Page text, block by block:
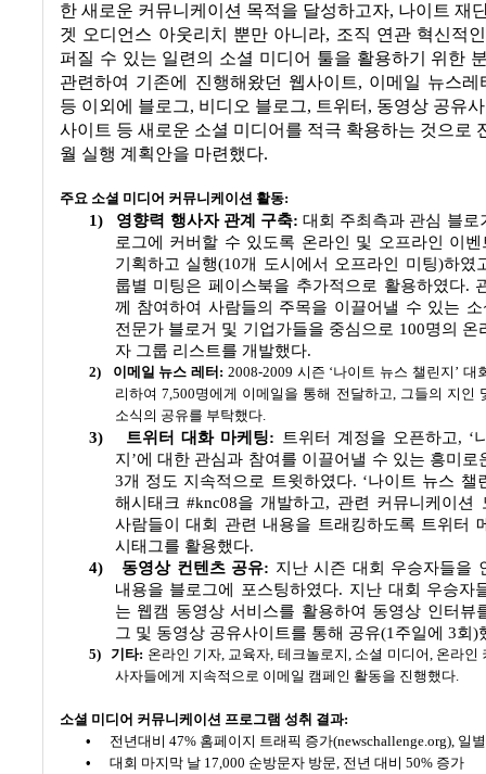
한 새로운 커뮤니케이션 목적을 달성하고자, 나이트 재
겟 오디언스 아웃리치 뿐만 아니라, 조직 연관 혁신적
퍼질 수 있는 일련의 소셜 미디어 툴을 활용하기 위한
관련하여 기존에 진행해왔던 웹사이트, 이메일 뉴스레
등 이외에 블로그, 비디오 블로그, 트위터 , 동영상 공유
사이트 등 새로운 소셜 미디어를 적극 확용하는 것으로
월 실행 계획안을 마련했다.
주요 소셜 미디어 커뮤니케이션 활동:
1) 영향력 행사자 관계 구축: 대회 주최측과 관심 블로
로그에 커버할 수 있도록 온라인 및 오프라인 이
기획하고 실행(10개 도시에서 오프라인 미팅)하였
룹별 미팅은 페이스북을 추가적으로 활용하였다.
께 참여하여 사람들의 주목을 이끌어낼 수 있는
전문가 블로거 및 기업가들을 중심으로 100명의 온
자 그룹 리스트를 개발했다.
2) 이메일 뉴스 레터 : 2008-2009 시즌 ‘나이트 뉴스 챌린지’ 대
리하여 7,500명에게 이메일을 통해 전달하고, 그들의 지인
소식의 공유를 부탁했다.
3) 트위터 대화 마케팅: 트위터 계정을 오픈하고, ‘
지’에 대한 관심과 참여를 이끌어낼 수 있는 흥미로
3개 정도 지속적으로 트윗하였다. ‘나이트 뉴스 챌
해시태크#knc08을 개발하고, 관련 커뮤니케이션
사람들이 대회 관련 내용을 트래킹하도록 트위터
시태그를 활용했다.
4)
동영상 컨텐츠 공유: 지난 시즌 대회 우승자들을
내용을 블로그에 포스팅하였다. 지난 대회 우승자
는 웹캠 동영상 서비스를 활용하여 동영상 인터뷰
그 및 동영상 공유사이트를 통해 공유(1주일에 3회 )
5) 기타: 온라인 기자, 교육자, 테크놀로지, 소셜 미디어, 온라인
사자들에게 지속적으로 이메일 캠페인 활동을 진행했다.
소셜 미디어 커뮤니케이션 프로그램 성취 결과:
•
전년대비 47% 홈페이지 트래픽 증가(newschallenge.org), 일
•
대회 마지막 날 17,000 순방문자 방문, 전년 대비 50% 증가